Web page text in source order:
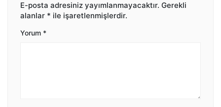
E-posta adresiniz yayımlanmayacaktır. Gerekli
alanlar * ile işaretlenmişlerdir.
Yorum *